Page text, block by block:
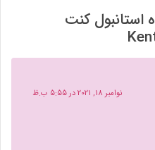
استانبول کنت
نوامبر 18, 2021 در 5:55 ب.ظ